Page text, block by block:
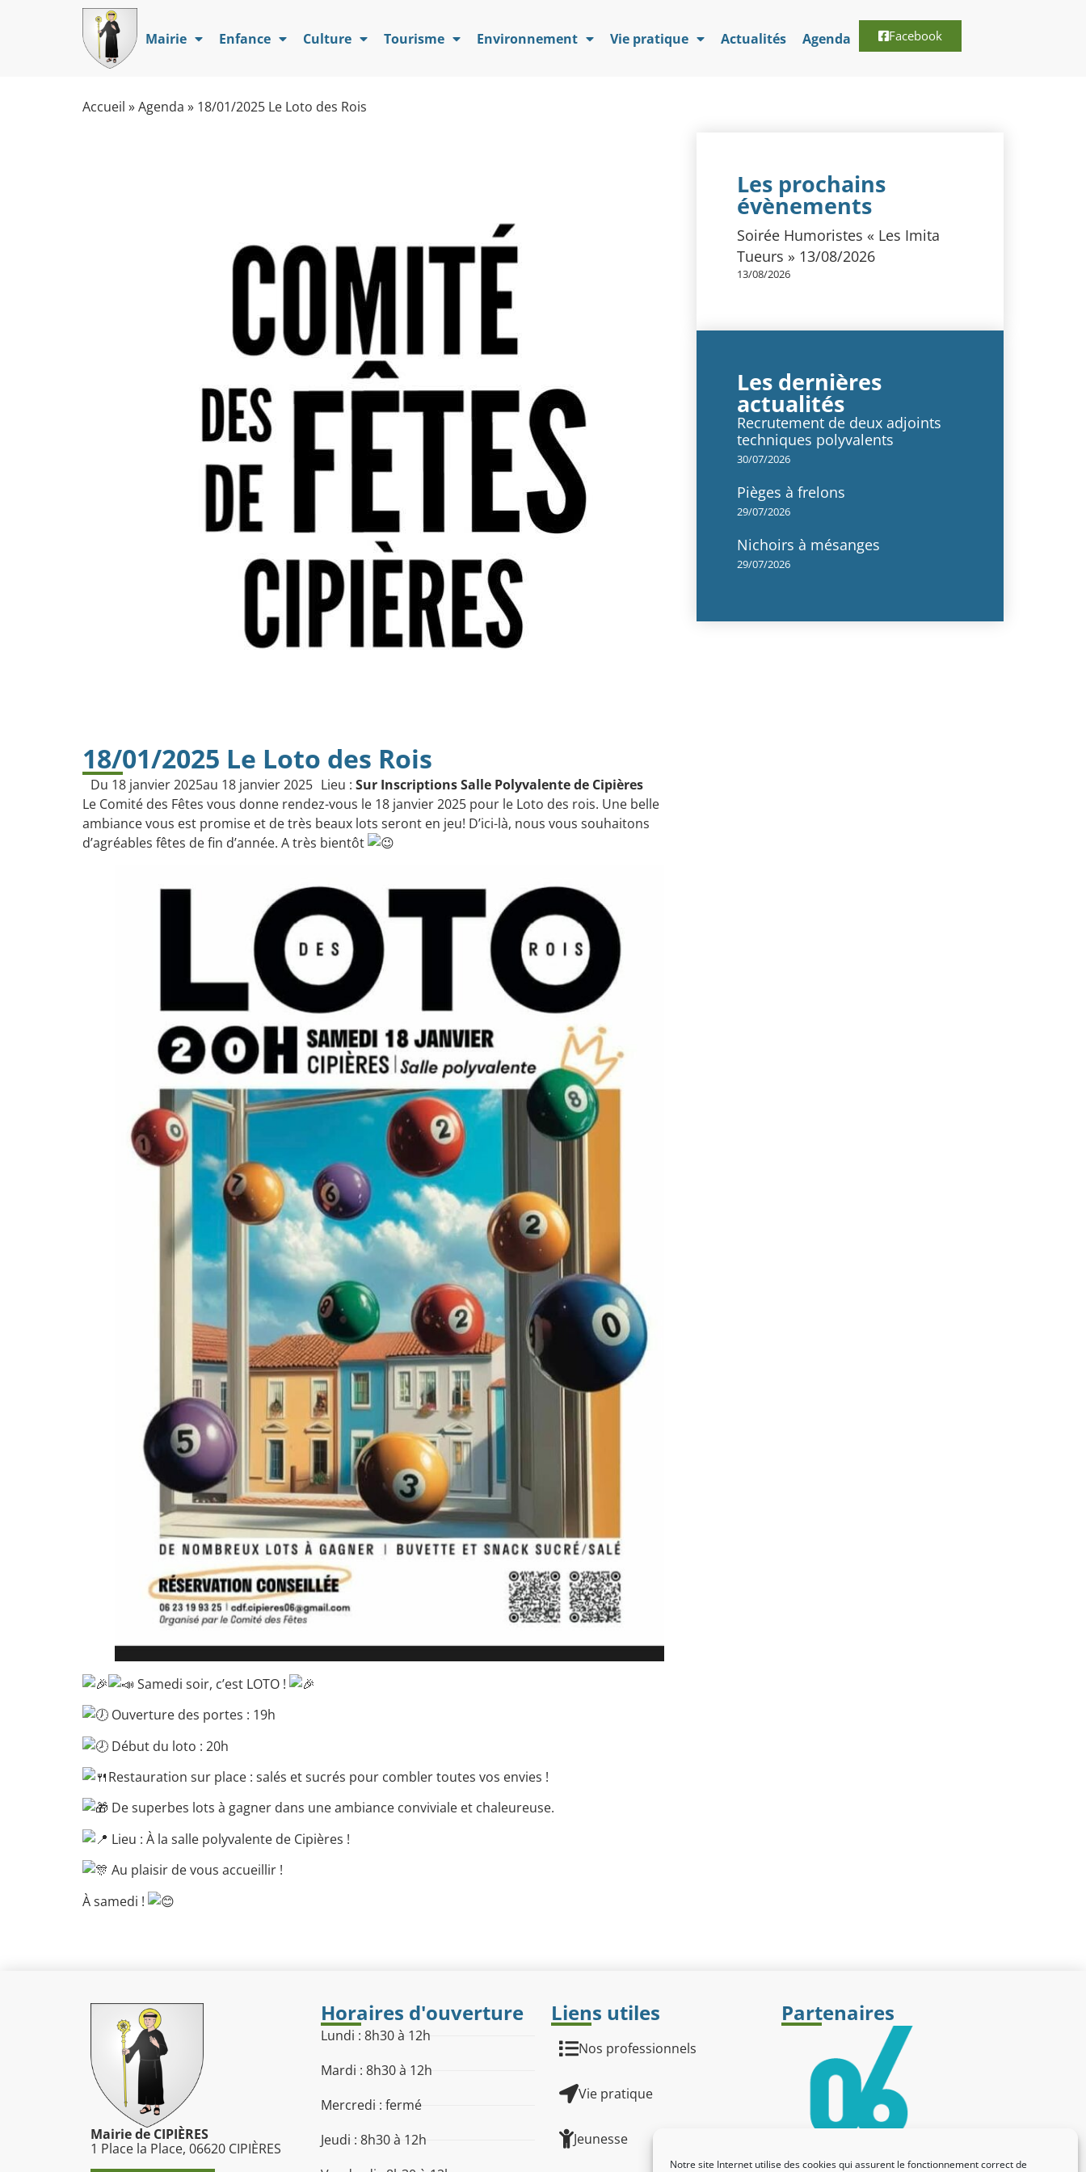
Notre site Internet utilise des cookies qui assurent le fonctionnement correct de
Mairie Enfance Culture Tourisme Environnement Vie pratique Actualités Agenda Facebook
Accueil »Agenda » 18/01/2025 Le Loto des Rois
18/01/2025 Le Loto des Rois
Du 18 janvier 2025au 18 janvier 2025 Lieu : Sur Inscriptions Salle Polyvalente de Cipières
Le Comité des Fêtes vous donne rendez-vous le 18 janvier 2025 pour le Loto des rois. Une belle
ambiance vous est promise et de très beaux lots seront en jeu! D’ici-là, nous vous souhaitons
d’agréables fêtes de fin d’année. A très bientôt
Samedi soir, c’est LOTO !
Ouverture des portes : 19h
Début du loto : 20h
Restauration sur place : salés et sucrés pour combler toutes vos envies !
De superbes lots à gagner dans une ambiance conviviale et chaleureuse.
Lieu : À la salle polyvalente de Cipières !
Au plaisir de vous accueillir !
À samedi !
Les prochains
évènements
Soirée Humoristes « Les Imita
Tueurs » 13/08/2026
13/08/2026
Les dernières
actualités
Recrutement de deux adjoints
techniques polyvalents
30/07/2026
Pièges à frelons
29/07/2026
Nichoirs à mésanges
29/07/2026
Mairie de CIPIÈRES
1 Place la Place, 06620 CIPIÈRES
Horaires d'ouverture
Lundi : 8h30 à 12h
Mardi : 8h30 à 12h
Mercredi : fermé
Jeudi : 8h30 à 12h
Liens utiles
Nos professionnels
Vie pratique
Jeunesse
Partenaires